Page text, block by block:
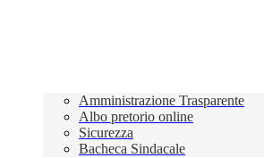
Amministrazione Trasparente
Albo pretorio online
Sicurezza
Bacheca Sindacale